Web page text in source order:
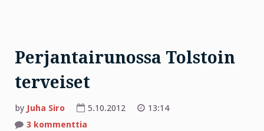
Perjantairunossa Tolstoin
terveiset
by Juha Siro 5.10.2012
13:14
3 kommenttia